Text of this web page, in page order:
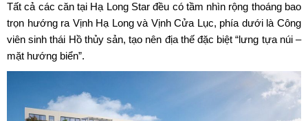
Tất cả các căn tại Hạ Long Star đều có tầm nhìn rộng thoáng bao
trọn hướng ra Vịnh Hạ Long và Vịnh Cửa Lục, phía dưới là Công
viên sinh thái Hồ thủy sản, tạo nên địa thế đặc biệt “lưng tựa núi –
mặt hướng biển”.